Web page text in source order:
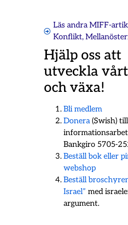
Läs andra MIFF-
Konflikt,
Hjälp oss att
utveckla
och växa!
Bli medlem
Donera(Swish)
Bankgiro 5705-
Beställ bok eller
webshop
Beställ
Israel” med
argument.